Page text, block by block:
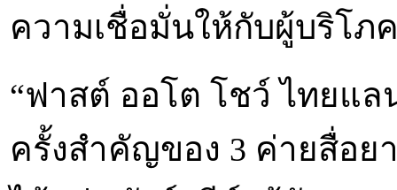
ความเชื่อมั่นให้กับผู้บริโภ
“ฟาสต์ ออโต โชว์ ไทยแล
ครั้งสำคัญของ 3 ค่ายสื่อย